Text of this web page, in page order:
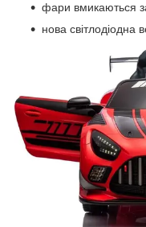
фари вмикаються
нова світлодіодна